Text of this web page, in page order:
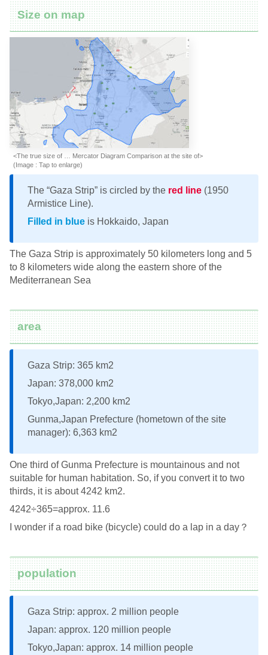
Size on map
<The true size of … Mercator Diagram Comparison at the site of>
(Image : Tap to enlarge)
The “Gaza Strip” is circled by the red line (1950
Armistice Line).
Filled in blue is Hokkaido, Japan
The Gaza Strip is approximately 50 kilometers long and 5
to 8 kilometers wide along the eastern shore of the
Mediterranean Sea
area
Gaza Strip: 365 km2
Japan: 378,000 km2
Tokyo,Japan: 2,200 km2
Gunma,Japan Prefecture (hometown of the site
manager): 6,363 km2
One third of Gunma Prefecture is mountainous and not
suitable for human habitation. So, if you convert it to two
thirds, it is about 4242 km2.
4242÷365=approx. 11.6
I wonder if a road bike (bicycle) could do a lap in a day？
population
Gaza Strip: approx. 2 million people
Japan: approx. 120 million people
Tokyo,Japan: approx. 14 million people